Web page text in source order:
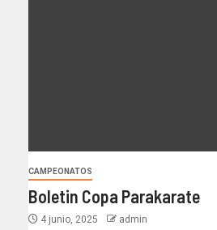
CAMPEONATOS
Boletin Copa Parakarate
4 junio, 2025 admin